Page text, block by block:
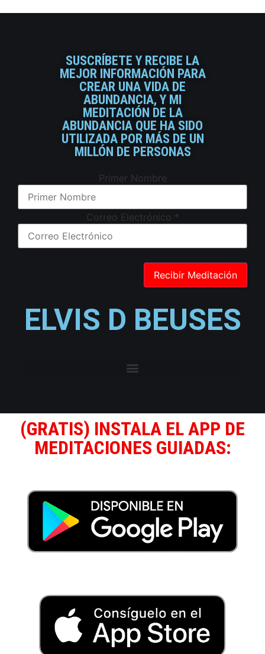
SUSCRÍBETE Y RECIBE LA
MEJOR INFORMACIÓN PARA
CREAR UNA VIDA DE
ABUNDANCIA, Y MI
MEDITACIÓN DE LA
ABUNDANCIA QUE HA SIDO
UTILIZADA POR MÁS DE UN
MILLÓN DE PERSONAS
Primer Nombre
Correo Electrónico *
ELVIS D BEUSES
(GRATIS) INSTALA EL APP DE
MEDITACIONES GUIADAS: